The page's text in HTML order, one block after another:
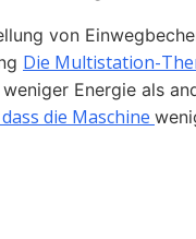
von
Die Multistation-
Energie als
die Maschine